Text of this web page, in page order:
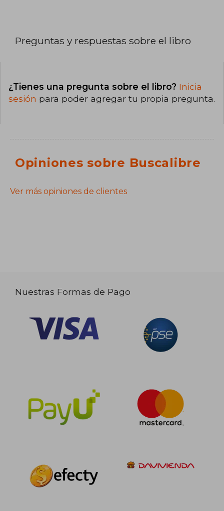
Preguntas y respuestas sobre el libro
¿Tienes una pregunta sobre el libro? Inicia
sesión para poder agregar tu propia pregunta.
Opiniones sobre Buscalibre
Ver más opiniones de clientes
Nuestras Formas de Pago